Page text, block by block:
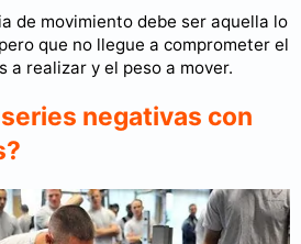
de movimiento debe ser aquella lo
que no llegue a comprometer el
a realizar y el peso a mover.
negativas con